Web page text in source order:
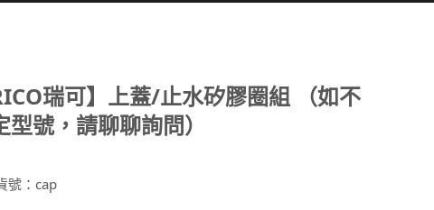
瑞可】上蓋/止水矽膠圈組 （如不
型號，請聊聊詢問）
號： cap